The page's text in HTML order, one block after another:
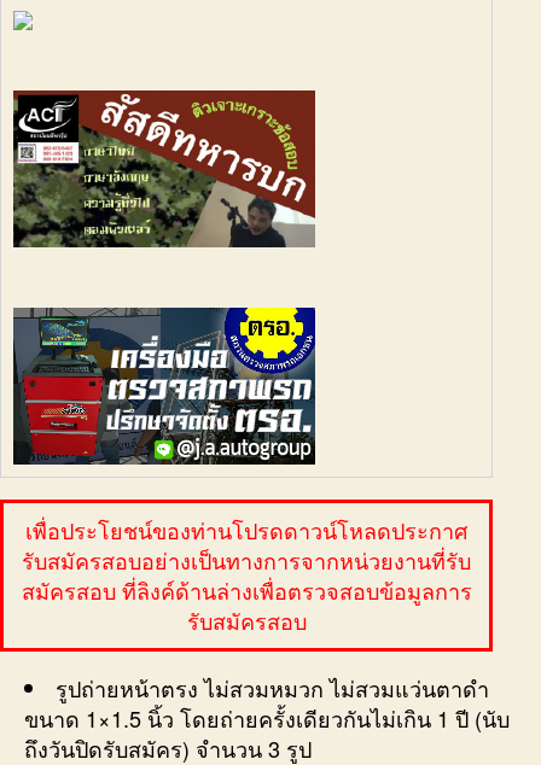
เพื่อประโยชน์ของท่านโปรดดาวน์โหลดประกาศ
รับสมัครสอบอย่างเป็นทางการจากหน่วยงานที่รับ
สมัครสอบ ที่ลิงค์ด้านล่างเพื่อตรวจสอบข้อมูลการ
รับสมัครสอบ
รูปถ่ายหน้าตรง ไม่สวมหมวก ไม่สวมแว่นตาดำ
ขนาด 1×1.5 นิ้ว โดยถ่ายครั้งเดียวกันไม่เกิน 1 ปี (นับ
ถึงวันปิดรับสมัคร) จำนวน 3 รูป